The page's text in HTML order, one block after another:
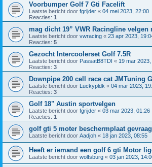
Voorbumper Golf 7 Gti Facelift
Laatste bericht door fgrijder « 04 mei 2023, 22:00
Reacties: 1
mag dicht 19” VWR Racingline
Laatste bericht door vwracing « 23 apr 2023,
Reacties: 5
Gezocht Intercoolerset Golf 7.5R
Laatste bericht door PassatB8TDI « 19 mar
Reacties: 3
Downpipe 200 cell race cat JMTuning
Laatste bericht door Luckypldk « 04 mar 2023,
Reacties: 3
Golf 18" Austin sportvelgen
Laatste bericht door fgrijder « 03 mar 2023, 01:26
Reacties: 1
golf gti 5 moter beschermplaat
Laatste bericht door Aadjoh « 18 jan 2023, 08:55
Heeft er iemand een golf 6 gti Motor
Laatste bericht door wolfsburg « 03 jan 2023,